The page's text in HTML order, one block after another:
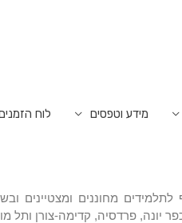
מידע וטפסים לוח
לתלמידים מחוננים ומצטיינים
יונה, פרדסיה, קדימה-צורן ותל